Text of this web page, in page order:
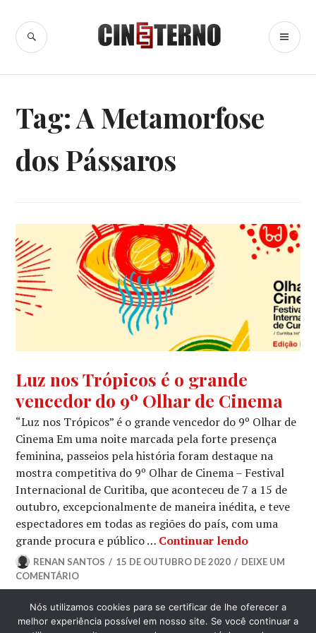
para
conteúdo
Cine Eterno
BUSCA
Tag:A Metamorfose
dos Pássaros
NOTÍCIAS
NOTÍCIAS
DE
FILMES
Luz nos Trópicos é o grande
vencedor do 9º Olhar de Cinema
“Luz nos Trópicos” é o grande vencedor do 9º Olhar de
Cinema Em uma noite marcada pela forte presença
feminina, passeios pela história foram destaque na
mostra competitiva do 9º Olhar de Cinema – Festival
Internacional de Curitiba, que aconteceu de 7 a 15 de
outubro, excepcionalmente de maneira inédita, e teve
espectadores em todas as regiões do país, com uma
grande procura e público … Continuar lendoLuz nos
RENAN SANTOS 15 DE OUTUBRO DE 2020
DEIXE UM
COMENTÁRIO
LATERAL
Nós utilizamos cookies para se certificar de lhe oferecer a
melhor experiência possível em nosso site. Se você continuar a